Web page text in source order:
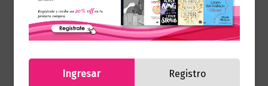
Referencia
(ISBN)
9786287827448
Marca Editorial Planeta
Ingresar Registro